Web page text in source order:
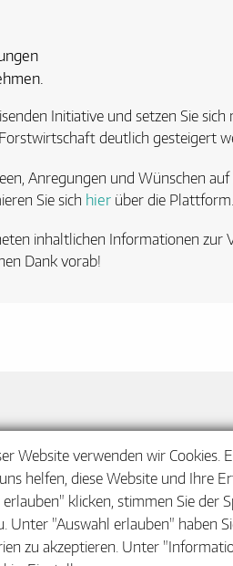
Initiative und setzen Sie
deutlich gesteigert
Anregungen und Wünschen auf
Sie sich hier über die Plattform.
inhaltlichen Informationen
Dank vorab!
Website verwenden wir Cookies.
helfen, diese Website und Ihre
erlauben" klicken, stimmen Sie der
Unter "Auswahl erlauben" haben
zu akzeptieren. Unter